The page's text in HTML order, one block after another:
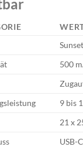
500
9 bis
21 x
USB-